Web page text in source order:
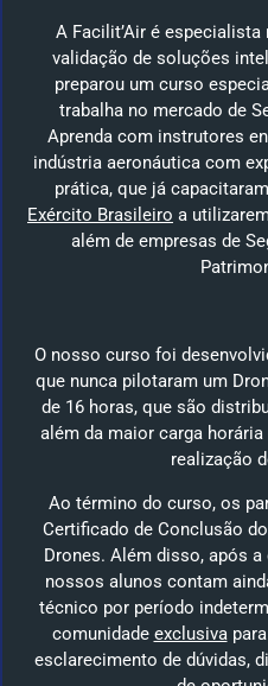
A Facilit’Air é
validação de soluções
preparou um curso
trabalha no mercado de
Aprenda com instrutores
indústria aeronáutica com
prática, que já
Exército Brasileiro a
além de empresas de
O nosso curso foi
que nunca pilotaram um
de 16 horas, que são
além da maior carga
realização
Ao término do curso, os
Certificado de Conclusão
Drones. Além disso, após
nossos alunos contam
técnico por período
comunidade exclusivapara
esclarecimento de dúvidas,